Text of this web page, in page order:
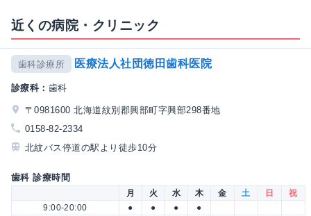
近くの病院・クリニック
歯科診療所 医療法人社団徳田歯科医院
診療科： 歯科
〒0981600 北海道紋別郡興部町字興部298番地
0158-82-2334
北紋バス停道の駅より徒歩10分
歯科 診療時間
月 火 水 木 金 土 日
祝
9:00-20:00
● ● ● ●